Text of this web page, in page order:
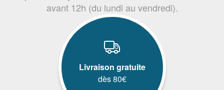
avant 12h (du lundi au vendredi).
Livraison gratuite
dès 80€